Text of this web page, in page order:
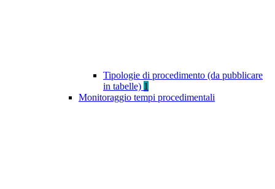
Tipologie di procedimento (da pubblicare
in tabelle) 1
Monitoraggio tempi procedimentali